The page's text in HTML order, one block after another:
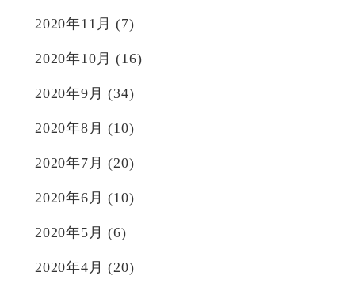
2020年11月 (7)
2020年10月 (16)
2020年9月 (34)
2020年8月 (10)
2020年7月 (20)
2020年6月 (10)
2020年5月 (6)
2020年4月 (20)